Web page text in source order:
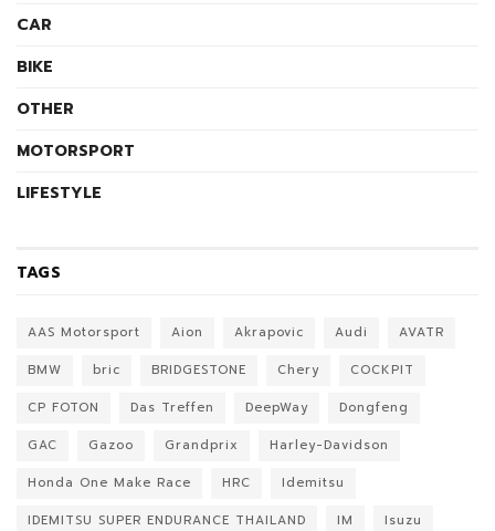
CAR
BIKE
OTHER
MOTORSPORT
LIFESTYLE
TAGS
AAS Motorsport Aion Akrapovic Audi
AVATR
BMW
bric BRIDGESTONE Chery
COCKPIT
CP FOTON
Das Treffen DeepWay
Dongfeng
GAC
Gazoo Grandprix
Harley-Davidson
Honda One Make Race
HRC
Idemitsu
IDEMITSU SUPER ENDURANCE THAILAND
IM
Isuzu